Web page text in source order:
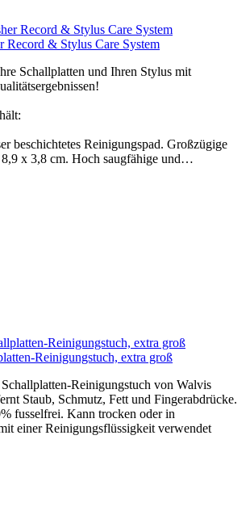
Record & Stylus Care System
Schallplatten und Ihren Stylus mit
beschichtetes Reinigungspad. Großzügige
x 3,8 cm. Hoch saugfähige und…
Reinigungstuch, extra groß
Reinigungstuch von Walvis
Staub, Schmutz, Fett und Fingerabdrücke.
fusselfrei. Kann trocken oder in
einer Reinigungsflüssigkeit verwendet